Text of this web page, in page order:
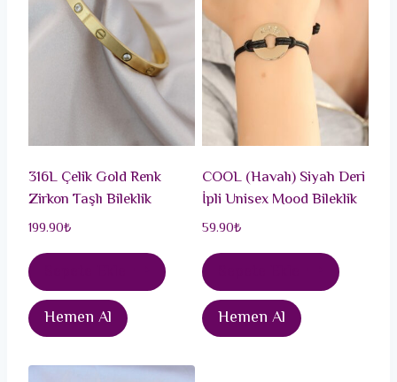
316L Çelik Gold Renk
Zirkon Taşlı Bileklik
199.90₺
Hemen Al
COOL (Havalı) Siyah Deri
İpli Unisex Mood Bileklik
59.90₺
Hemen Al